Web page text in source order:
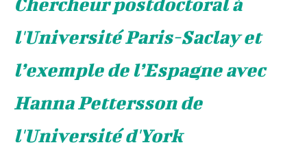
l'Université Paris-Saclay et
l’exemple de l’Espagne avec
Hanna Pettersson de
l'Université d'York